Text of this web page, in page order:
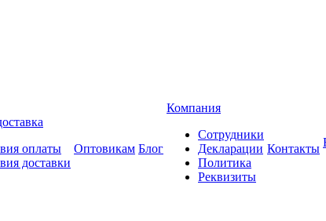
оплаты
доставки
Оптовикам Блог
Компания
Сотрудники
Декларации
Политика
Реквизиты
Контакты